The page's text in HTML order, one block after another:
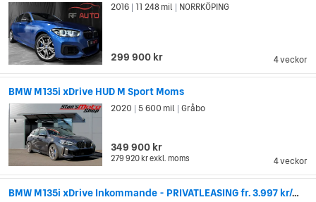
4 veckor
2016 11 248 mil NORRKÖPING
299 900 kr
BMW M135i xDrive HUD M Sport Moms
4 veckor
2020 5 600 mil Gråbo
349 900 kr
279 920 krexkl. moms
BMW M135i xDrive Inkommande - PRIVATLEASING fr. 3.997 kr/mån